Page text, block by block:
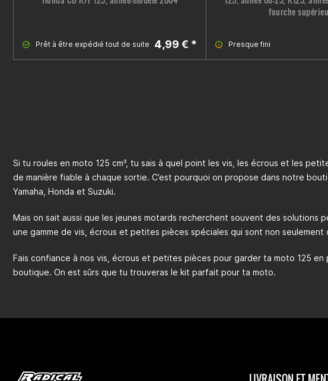
Prêt à être expédié tout de suite 4,99 € *
fourche
Presque fini
Si tu roules en moto 125 cm³, tu sais à quel point les vis, les écrous et les
de manière fiable à chaque sortie. C’est pourquoi on propose dans notre
Yamaha, Honda et Suzuki.
Mais on sait aussi que les jeunes motards recherchent souvent des
une gamme de vis, écrous et petites pièces spéciales qui sont non seulement
Fais confiance à nos vis, écrous et petites pièces pour garder ta moto 125
boutique. On est sûrs que tu trouveras le kit parfait pour ta moto.